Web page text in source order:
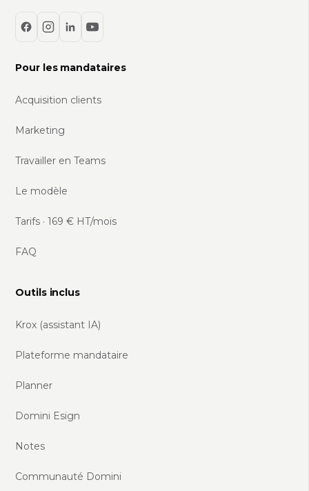
Pour les mandataires
Acquisition clients
Marketing
Travailler en Teams
Le modèle
Tarifs · 169 € HT/mois
FAQ
Outils inclus
Krox (assistant IA)
Plateforme mandataire
Planner
Domini Esign
Notes
Communauté Domini